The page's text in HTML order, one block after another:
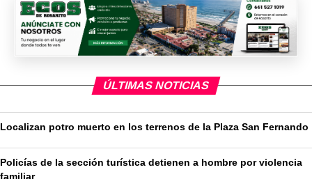
ÚLTIMAS NOTICIAS
Localizan potro muerto en los terrenos de la Plaza San Fernando
Policías de la sección turística detienen a hombre por violencia
familiar